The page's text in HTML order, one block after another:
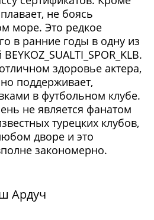
не боясь
море. Это редкое
в ранние годы в одну из
здоровье актера,
поддерживает,
в футбольном клубе.
не является фанатом
турецких клубов,
дворе и это
закономерно.
Ардуч